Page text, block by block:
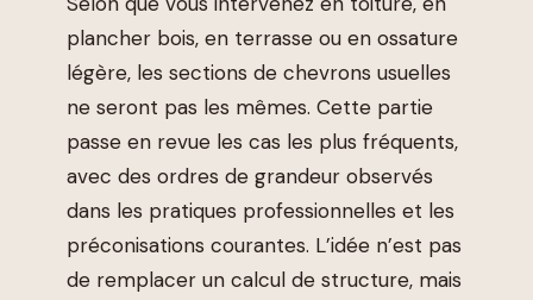
plancher bois, en terrasse ou en ossature
légère, les sections de chevrons usuelles
ne seront pas les mêmes. Cette partie
passe en revue les cas les plus fréquents,
avec des ordres de grandeur observés
dans les pratiques professionnelles et les
préconisations courantes. L’idée n’est pas
de remplacer un calcul de structure, mais